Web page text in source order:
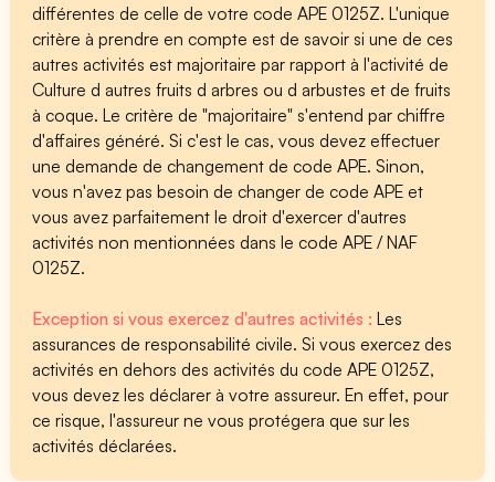
différentes de celle de votre code APE 0125Z. L'unique
critère à prendre en compte est de savoir si une de ces
autres activités est majoritaire par rapport à l'activité de
Culture d autres fruits d arbres ou d arbustes et de fruits
à coque. Le critère de "majoritaire" s'entend par chiffre
d'affaires généré. Si c'est le cas, vous devez effectuer
une demande de changement de code APE. Sinon,
vous n'avez pas besoin de changer de code APE et
vous avez parfaitement le droit d'exercer d'autres
activités non mentionnées dans le code APE / NAF
0125Z.
Exception si vous exercez d'autres activités :Les
assurances de responsabilité civile. Si vous exercez des
activités en dehors des activités du code APE 0125Z,
vous devez les déclarer à votre assureur. En effet, pour
ce risque, l'assureur ne vous protégera que sur les
activités déclarées.